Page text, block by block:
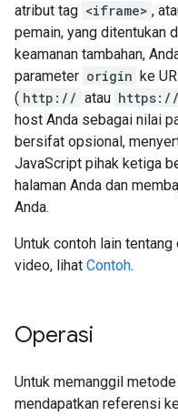
atribut tag <iframe> ,
pemain, yang ditentukan
keamanan tambahan,
parameter origin ke
( http:// atau https://
host Anda sebagai nilai
bersifat opsional,
JavaScript pihak ketiga
halaman Anda dan
Anda.
Untuk contoh lain
video, lihat Contoh.
Operasi
Untuk memanggil
mendapatkan referensi